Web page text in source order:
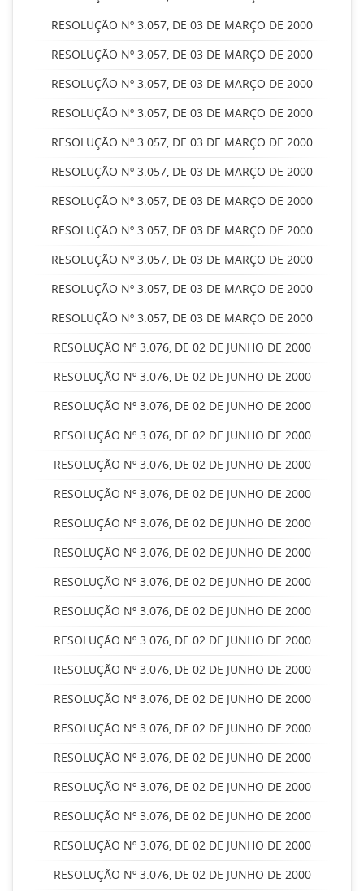
RESOLUÇÃO Nº 3.057, DE 03 DE MARÇO DE 2000
RESOLUÇÃO Nº 3.057, DE 03 DE MARÇO DE 2000
RESOLUÇÃO Nº 3.057, DE 03 DE MARÇO DE 2000
RESOLUÇÃO Nº 3.057, DE 03 DE MARÇO DE 2000
RESOLUÇÃO Nº 3.057, DE 03 DE MARÇO DE 2000
RESOLUÇÃO Nº 3.057, DE 03 DE MARÇO DE 2000
RESOLUÇÃO Nº 3.057, DE 03 DE MARÇO DE 2000
RESOLUÇÃO Nº 3.057, DE 03 DE MARÇO DE 2000
RESOLUÇÃO Nº 3.057, DE 03 DE MARÇO DE 2000
RESOLUÇÃO Nº 3.057, DE 03 DE MARÇO DE 2000
RESOLUÇÃO Nº 3.057, DE 03 DE MARÇO DE 2000
RESOLUÇÃO Nº 3.076, DE 02 DE JUNHO DE 2000
RESOLUÇÃO Nº 3.076, DE 02 DE JUNHO DE 2000
RESOLUÇÃO Nº 3.076, DE 02 DE JUNHO DE 2000
RESOLUÇÃO Nº 3.076, DE 02 DE JUNHO DE 2000
RESOLUÇÃO Nº 3.076, DE 02 DE JUNHO DE 2000
RESOLUÇÃO Nº 3.076, DE 02 DE JUNHO DE 2000
RESOLUÇÃO Nº 3.076, DE 02 DE JUNHO DE 2000
RESOLUÇÃO Nº 3.076, DE 02 DE JUNHO DE 2000
RESOLUÇÃO Nº 3.076, DE 02 DE JUNHO DE 2000
RESOLUÇÃO Nº 3.076, DE 02 DE JUNHO DE 2000
RESOLUÇÃO Nº 3.076, DE 02 DE JUNHO DE 2000
RESOLUÇÃO Nº 3.076, DE 02 DE JUNHO DE 2000
RESOLUÇÃO Nº 3.076, DE 02 DE JUNHO DE 2000
RESOLUÇÃO Nº 3.076, DE 02 DE JUNHO DE 2000
RESOLUÇÃO Nº 3.076, DE 02 DE JUNHO DE 2000
RESOLUÇÃO Nº 3.076, DE 02 DE JUNHO DE 2000
RESOLUÇÃO Nº 3.076, DE 02 DE JUNHO DE 2000
RESOLUÇÃO Nº 3.076, DE 02 DE JUNHO DE 2000
RESOLUÇÃO Nº 3.076, DE 02 DE JUNHO DE 2000